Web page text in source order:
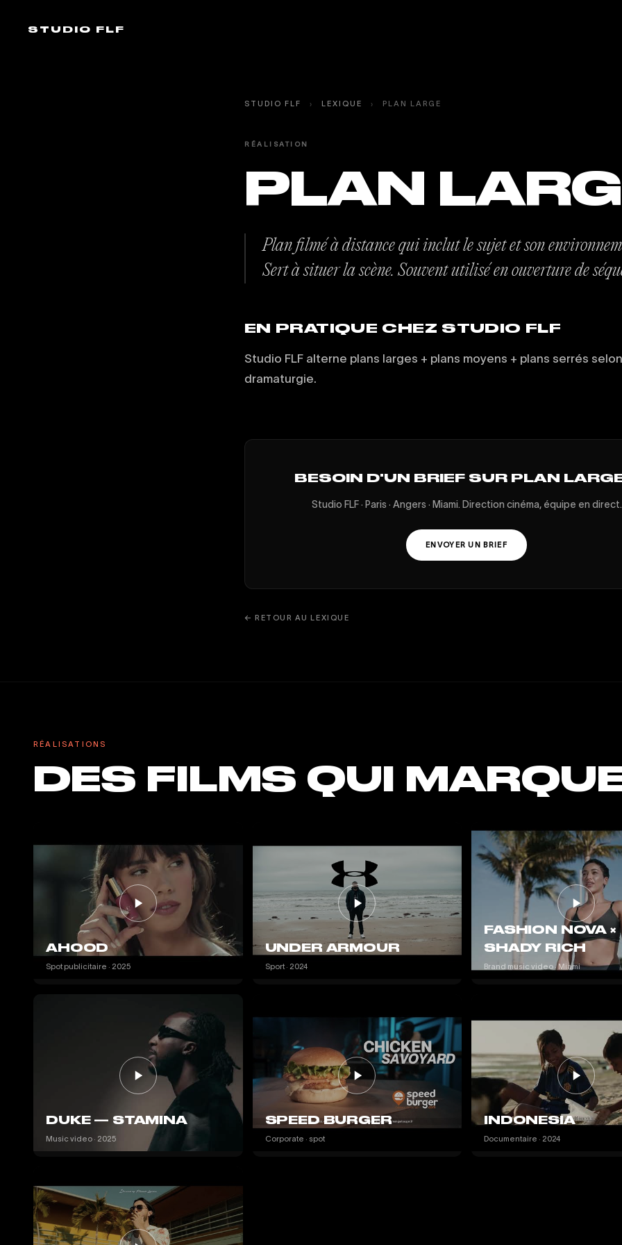
STUDIO FLF
STUDIO FLF › LEXIQUE › PLAN LARGE
RÉALISATION
PLAN
Plan filmé à distance qui inclut le sujet et son
Sert à situer la scène. Souvent utilisé en ouverture de
EN PRATIQUE CHEZ STUDIO FLF
Studio FLF alterne plans larges + plans moyens + plans serrés selon
dramaturgie.
BESOIN D'UN BRIEF SUR PLAN
Studio FLF · Paris · Angers · Miami. Direction cinéma, équipe en direct.
ENVOYER UN BRIEF
← RETOUR AU LEXIQUE
RÉALISATIONS
DES FILMS QUI
AHOOD
Spot publicitaire · 2025
UNDER ARMOUR
Sport · 2024
FASHION NOVA ×
SHADY RICH
Brand music video · Miami
DUKE — STAMINA
Music video · 2025
SPEED BURGER
Corporate · spot
INDONESIA
Documentaire · 2024